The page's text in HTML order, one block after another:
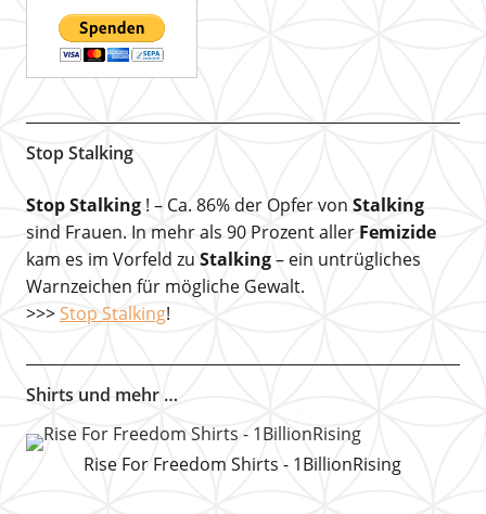
Stop Stalking
Stop Stalking! – Ca. 86% der Opfer von Stalking
sind Frauen. In mehr als 90 Prozent aller Femizide
kam es im Vorfeld zu Stalking– ein untrügliches
Warnzeichen für mögliche Gewalt.
>>> Stop Stalking!
Shirts und mehr …
Rise For Freedom Shirts - 1BillionRising